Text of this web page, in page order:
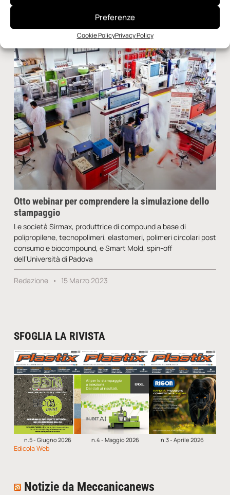
Preferenze
Cookie PolicyPrivacy Policy
12 Dicembre 2023
Otto webinar per comprendere la simulazione dello
stampaggio
Le società Sirmax, produttrice di compound a base di
polipropilene, tecnopolimeri, elastomeri, polimeri circolari post
consumo e biocompound, e Smart Mold, spin-off
dell’Università di Padova
Redazione 15 Marzo 2023
SFOGLIA LA RIVISTA
n.5 - Giugno 2026 n.4 - Maggio 2026 n.3 - Aprile 2026
Edicola Web
Notizie da Meccanicanews